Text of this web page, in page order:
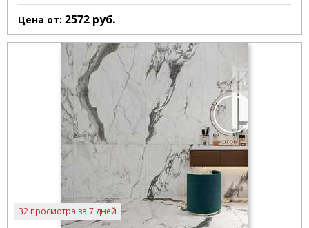
Цена от: 2572 руб.
32 просмотра за 7 дней